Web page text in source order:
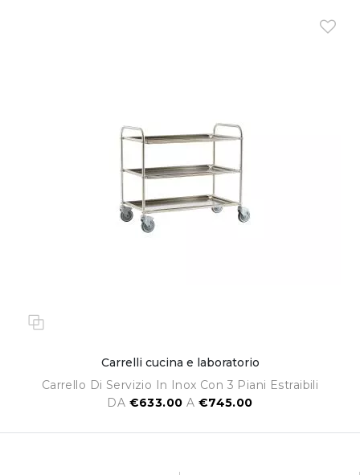
Carrelli cucina e laboratorio
Carrello Di Servizio In Inox Con 3 Piani Estraibili
DA €633.00 A €745.00